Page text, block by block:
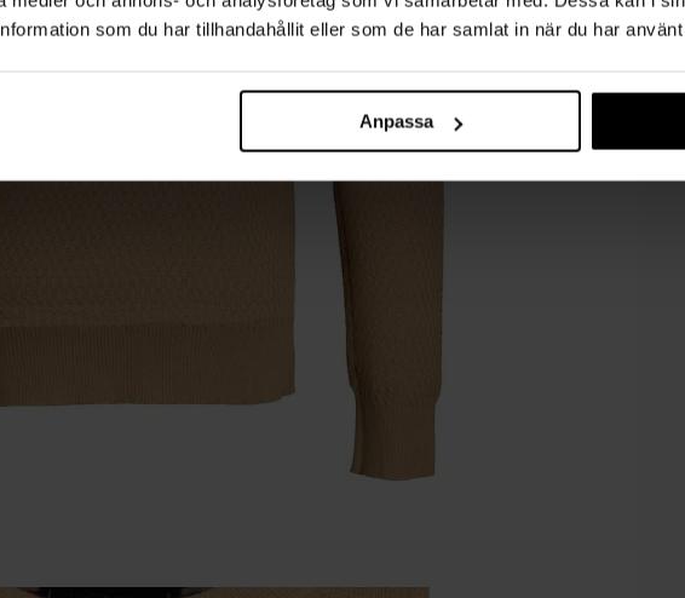
som du har tillhandahållit eller som de har samlat in när du har
Anpassa